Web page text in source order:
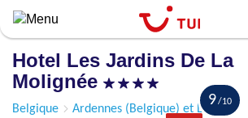
Aller
au
principal
Hotel Les Jardins De La
Molignée
Belgique Ardennes (Belgique) et Le Hainaut
9